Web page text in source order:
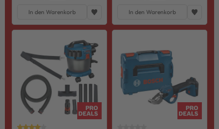
In den Warenkorb In den Warenkorb